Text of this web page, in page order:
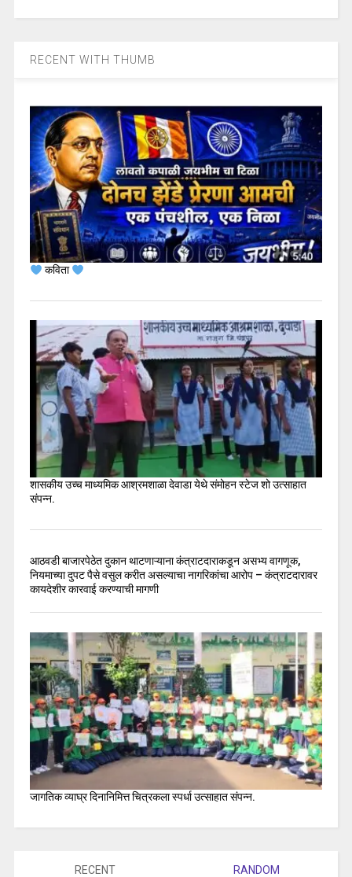
RECENT WITH THUMB
कविता
शासकीय उच्च माध्यमिक आश्रमशाळा देवाडा येथे संमोहन स्टेज शो उत्साहात
संपन्न.
आठवडी बाजारपेठेत दुकान थाटणाऱ्याना कंत्राटदाराकडून असभ्य वागणूक,
नियमाच्या दुपट पैसे वसुल करीत असल्याचा नागरिकांचा आरोप – कंत्राटदारावर
कायदेशीर कारवाई करण्याची मागणी
जागतिक व्याघ्र दिनानिमित्त चित्रकला स्पर्धा उत्साहात संपन्न.
RECENT RANDOM